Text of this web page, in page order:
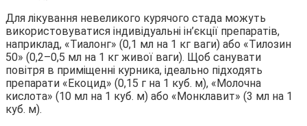
Для лікування невеликого курячого стада можуть
використовуватися індивідуальні ін’єкції препаратів,
наприклад, «Тиалонг» (0,1 мл на 1 кг ваги) або «Тилозин
50» (0,2–0,5 мл на 1 кг живої ваги). Щоб санувати
повітря в приміщенні курника, ідеально підходять
препарати «Екоцид» (0,15 г на 1 куб. м), «Молочна
кислота» (10 мл на 1 куб. м) або «Монклавит» (3 мл на 1
куб. м).